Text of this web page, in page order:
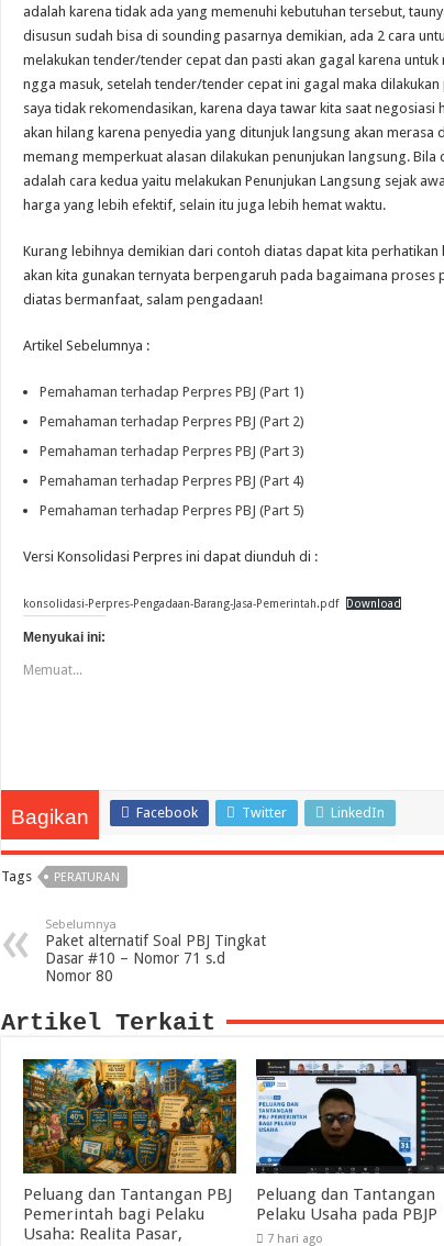
adalah karena tidak ada yang memenuhi kebutuhan tersebut,
disusun sudah bisa di sounding pasarnya demikian, ada 2 cara
melakukan tender/tender cepat dan pasti akan gagal karena
ngga masuk, setelah tender/tender cepat ini gagal maka
saya tidak rekomendasikan, karena daya tawar kita saat
akan hilang karena penyedia yang ditunjuk langsung akan merasa
memang memperkuat alasan dilakukan penunjukan langsung.
adalah cara kedua yaitu melakukan Penunjukan Langsung sejak
harga yang lebih efektif, selain itu juga lebih hemat waktu.
Kurang lebihnya demikian dari contoh diatas dapat kita
akan kita gunakan ternyata berpengaruh pada bagaimana proses
diatas bermanfaat, salam pengadaan!
Artikel Sebelumnya :
Pemahaman terhadap Perpres PBJ (Part 1)
Pemahaman terhadap Perpres PBJ (Part 2)
Pemahaman terhadap Perpres PBJ (Part 3)
Pemahaman terhadap Perpres PBJ (Part 4)
Pemahaman terhadap Perpres PBJ (Part 5)
Versi Konsolidasi Perpres ini dapat diunduh di :
konsolidasi-Perpres-Pengadaan-Barang-Jasa-Pemerintah.pdf Download
Menyukai ini:
Memuat...
Bagikan Facebook Twitter LinkedIn
Tags PERATURAN
Sebelumnya
Paket alternatif Soal PBJ Tingkat
Dasar #10 – Nomor 71 s.d
Nomor 80
Artikel Terkait
Peluang dan Tantangan PBJ
Pemerintah bagi Pelaku
Usaha: Realita Pasar,
Peluang dan Tantangan
Pelaku Usaha pada PBJP
7 hari ago